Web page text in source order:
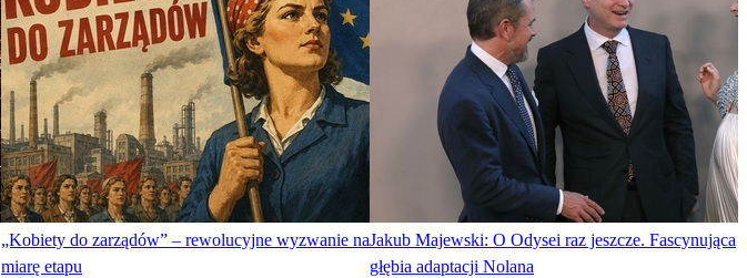
„Kobiety do zarządów” – rewolucyjne wyzwanie na
miarę etapu
Jakub Majewski: O Odysei raz jeszcze. Fascynująca
głębia adaptacji Nolana